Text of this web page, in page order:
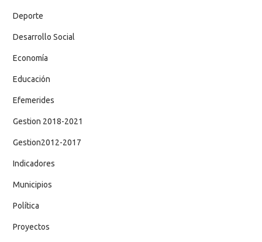
Deporte
Desarrollo Social
Economía
Educación
Efemerides
Gestion 2018-2021
Gestion2012-2017
Indicadores
Municipios
Política
Proyectos